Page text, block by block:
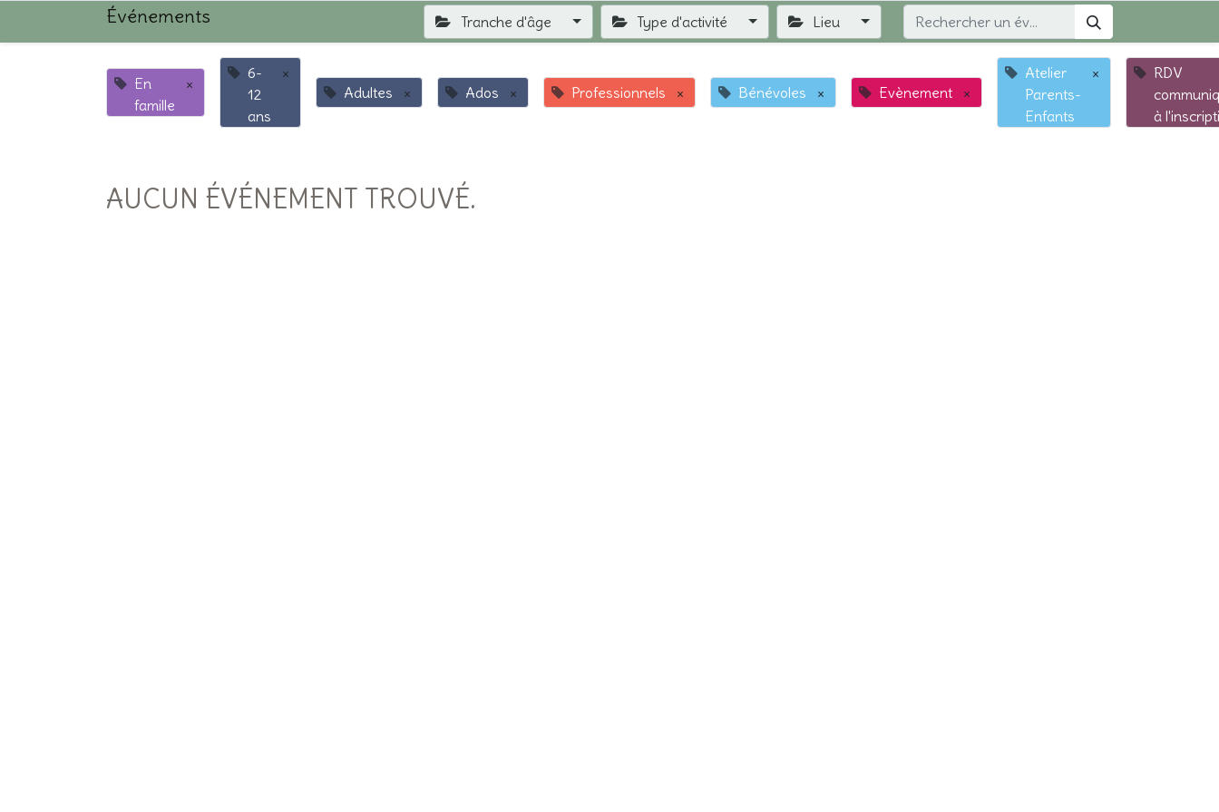
Événements Tranche d'âge Type d'activité Lieu
En
famille
×
6-
12
ans
×
Adultes
× Ados × Professionnels × Bénévoles × Evènement ×
Atelier
Parents-
Enfants
×
RDV
à
AUCUN ÉVÉNEMENT TROUVÉ.